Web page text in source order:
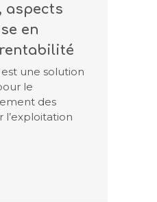
aspects
en
une solution
le
des
l’exploitation